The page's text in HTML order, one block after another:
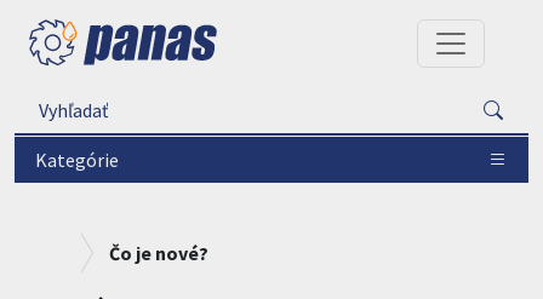
Kategórie
Čo je nové?